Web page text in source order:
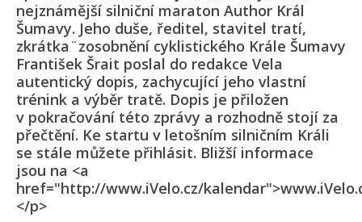
nejznámější silniční maraton Author Král
Šumavy. Jeho duše, ředitel, stavitel tratí,
zkrátka¨zosobnění cyklistického Krále Šumavy
František Šrait poslal do redakce Vela
autentický dopis, zachycující jeho vlastní
trénink a výběr tratě. Dopis je přiložen
v pokračování této zprávy a rozhodně stojí za
přečtění. Ke startu v letošním silničním Králi
se stále můžete přihlásit. Bližší informace
jsou na <a
href="http://www.iVelo.cz/
</p>